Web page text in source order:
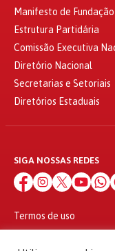
Manifesto de
Estrutura Partidária
Comissão Executiva
Diretório Nacional
Secretarias e Setoriais
Diretórios Estaduais
SIGA NOSSAS REDES
Termos de uso